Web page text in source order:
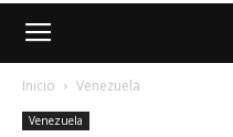
Inicio Venezuela
Venezuela